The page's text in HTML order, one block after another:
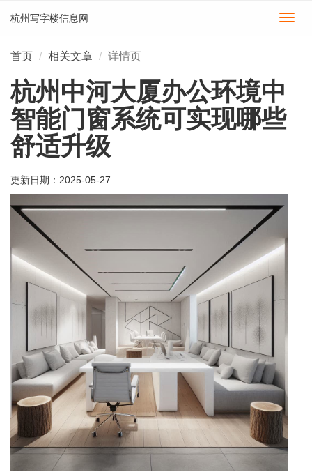
切
杭州写字楼信息网
首页 相关文章 详情页
杭州中河大厦办公环境中
智能门窗系统可实现哪些
舒适升级
更新日期： 2025-05-27